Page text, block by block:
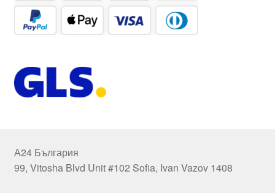
А24 България
99, Vitosha Blvd Unit #102 Sofia, Ivan Vazov 1408